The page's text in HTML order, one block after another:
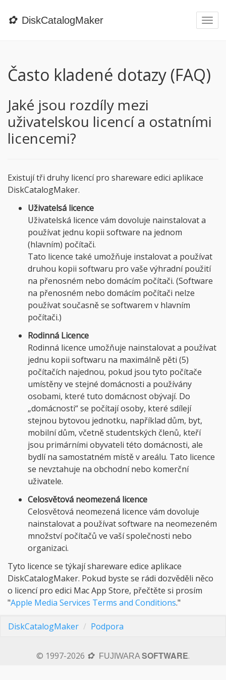
✿ DiskCatalogMaker
Často kladené dotazy (FAQ)
Jaké jsou rozdíly mezi
uživatelskou licencí a ostatními
licencemi?
Existují tři druhy licencí pro shareware edici aplikace
DiskCatalogMaker.
Uživatelsá licence
Uživatelská licence vám dovoluje nainstalovat a
používat jednu kopii software na jednom
(hlavním) počítači.
Tato licence také umožňuje instalovat a používat
druhou kopii softwaru pro vaše výhradní použití
na přenosném nebo domácím počítači. (Software
na přenosném nebo domácím počítači nelze
používat současně se softwarem v hlavním
počítači.)
Rodinná Licence
Rodinná licence umožňuje nainstalovat a používat
jednu kopii softwaru na maximálně pěti (5)
počítačích najednou, pokud jsou tyto počítače
umístěny ve stejné domácnosti a používány
osobami, které tuto domácnost obývají. Do
„domácnosti“ se počítají osoby, které sdílejí
stejnou bytovou jednotku, například dům, byt,
mobilní dům, včetně studentských členů, kteří
jsou primárními obyvateli této domácnosti, ale
bydlí na samostatném místě v areálu. Tato licence
se nevztahuje na obchodní nebo komerční
uživatele.
Celosvětová neomezená licence
Celosvětová neomezená licence vám dovoluje
nainstalovat a používat software na neomezeném
množství počítačů ve vaší společnosti nebo
organizaci.
Tyto licence se týkají shareware edice aplikace
DiskCatalogMaker. Pokud byste se rádi dozvěděli něco
o licencí pro edici Mac App Store, přečtěte si prosím
"Apple Media Services Terms and Conditions."
DiskCatalogMaker Podpora
© 1997-2026 ✿ FUJIWARA SOFTWARE.